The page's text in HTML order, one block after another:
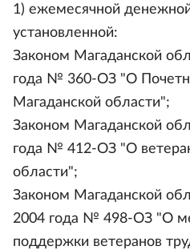
1) ежемесячной
установленной:
Законом Магаданской
года № 360-ОЗ "О
Магаданской области";
Законом Магаданской
года № 412-ОЗ "О
области";
Законом Магаданской
2004 года № 498-ОЗ "О
поддержки ветеранов